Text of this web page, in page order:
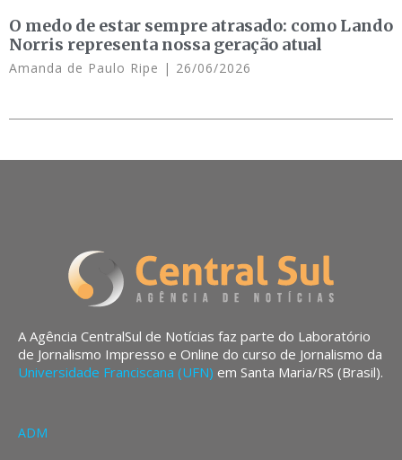
O medo de estar sempre atrasado: como Lando
Norris representa nossa geração atual
Amanda de Paulo Ripe 26/06/2026
A Agência CentralSul de Notícias faz parte do Laboratório
de Jornalismo Impresso e Online do curso de Jornalismo da
Universidade Franciscana (UFN) em Santa Maria/RS (Brasil).
ADM